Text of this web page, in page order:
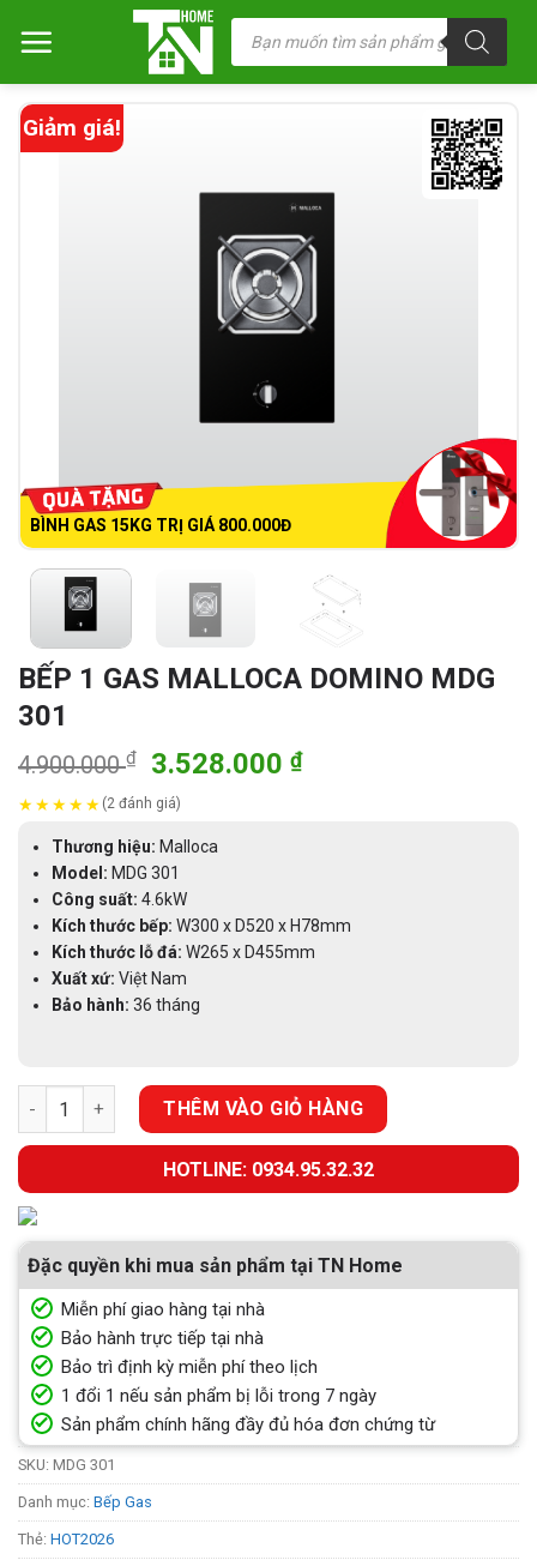
đến
dung
Tìm
kiếm
phẩm
Giảm giá!
BÌNH GAS 15KG TRỊ GIÁ 800.000Đ
BẾP 1 GAS MALLOCA DOMINO MDG
301
4.900.000₫
Giá
gốc
là:
4.900.000 ₫.
3.528.000 ₫Giá
★★★★★ (2 đánh giá)
Thương hiệu: Malloca
Model: MDG 301
Công suất:4.6kW
Kích thước bếp: W300 x D520 x H78mm
Kích thước lỗ đá: W265 x D455mm
Xuất xứ: Việt Nam
Bảo hành: 36 tháng
BẾP 1 GAS MALLOCA DOMINO MDG 301 số lượng
THÊM VÀO GIỎ HÀNG
HOTLINE: 0934.95.32.32
Đặc quyền khi mua sản phẩm tại TN Home
Miễn phí giao hàng tại nhà
Bảo hành trực tiếp tại nhà
Bảo trì định kỳ miễn phí theo lịch
1 đổi 1 nếu sản phẩm bị lỗi trong 7 ngày
Sản phẩm chính hãng đầy đủ hóa đơn chứng từ
SKU: MDG 301
Danh mục: Bếp Gas
Thẻ: HOT2026